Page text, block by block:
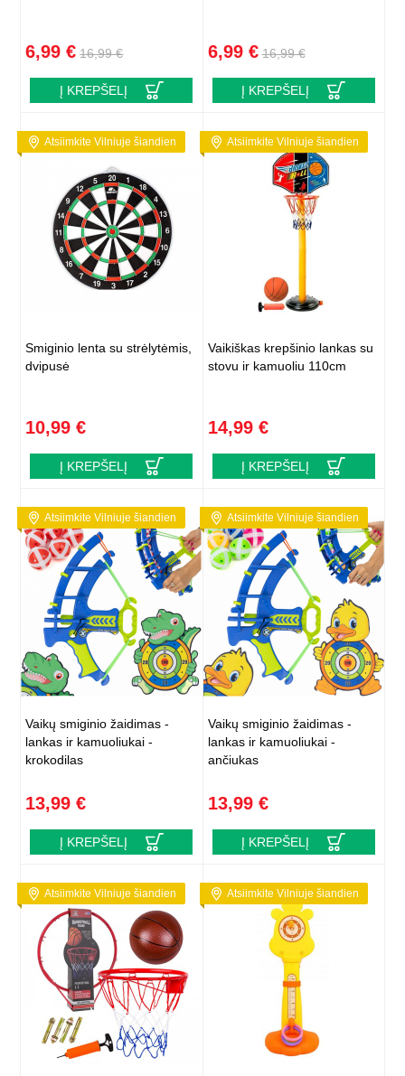
6,99 € 16,99 €
Į KREPŠELĮ
6,99 € 16,99 €
Į KREPŠELĮ
Atsiimkite Vilniuje šiandien
Smiginio lenta su strėlytėmis,
dvipusė
10,99 €
Į KREPŠELĮ
Atsiimkite Vilniuje šiandien
Vaikiškas krepšinio lankas su
stovu ir kamuoliu 110cm
14,99 €
Į KREPŠELĮ
Atsiimkite Vilniuje šiandien
Vaikų smiginio žaidimas -
lankas ir kamuoliukai -
krokodilas
13,99 €
Į KREPŠELĮ
Atsiimkite Vilniuje šiandien
Vaikų smiginio žaidimas -
lankas ir kamuoliukai -
ančiukas
13,99 €
Į KREPŠELĮ
Atsiimkite Vilniuje šiandien Atsiimkite Vilniuje šiandien